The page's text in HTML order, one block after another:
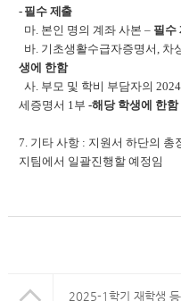
- 필수 제 출
마. 본인 명의 계좌 사본 – 필수
바. 기초생활수급자증명서, 차
생에 한함
사. 부모 및 학비 부담자의 2024
세증명서 1부 -해당 학생에 한함
7. 기타 사항 : 지원서 하단의 총
지팀에서 일괄진행할 예정임
2025-1학기 재학생 등